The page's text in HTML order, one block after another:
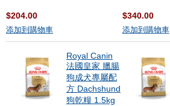
$204.00
添加到購物車
$340.00
添加到購物車
Royal Canin
法國皇家 臘腸
狗成犬專屬配
方 Dachshund
狗乾糧 1.5kg